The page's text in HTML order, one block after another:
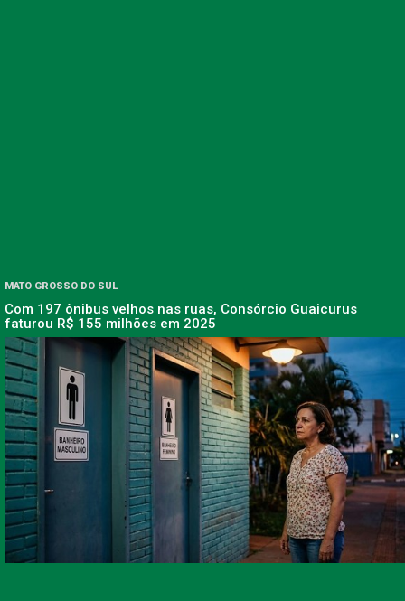
MATO GROSSO DO SUL
Com 197 ônibus velhos nas ruas, Consórcio Guaicurus
faturou R$ 155 milhões em 2025